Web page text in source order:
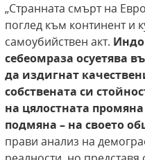
„Странната смърт на
поглед към континент и
самоубийствен акт.
себеомраза осуетява
да издигнат
собствената си
на цялостната
подмяна – на своето
прави анализ на